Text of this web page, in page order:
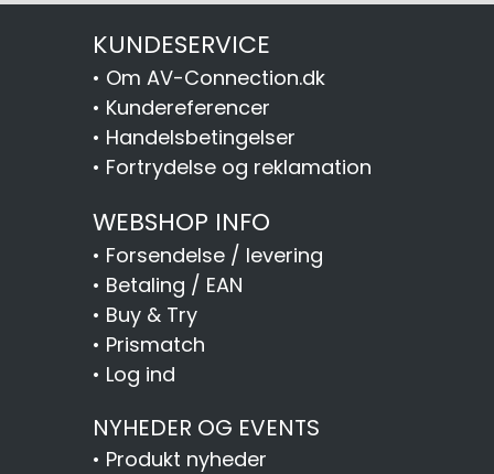
KUNDESERVICE
• Om AV-Connection.dk
• Kundereferencer
• Handelsbetingelser
• Fortrydelse og reklamation
WEBSHOP INFO
• Forsendelse / levering
• Betaling / EAN
• Buy & Try
• Prismatch
• Log ind
NYHEDER OG EVENTS
• Produkt nyheder